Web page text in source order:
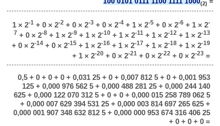
(2)
1 × 2-1+ 0 × 2-2+ 0 × 2-3+ 0 × 2-4+ 1 × 2-5+ 0 × 2-6+ 1 × 2-
7 + 0 × 2-8+ 1 × 2-9+ 1 × 2-10+ 1 × 2-11+ 1 × 2-12+ 1 × 2-13
+ 0 × 2-14+ 0 × 2-15+ 1 × 2-16+ 1 × 2-17 + 1 × 2-18+ 1 × 2-19
+ 1 × 2-20+ 0 × 2-21+ 0 × 2-22+ 0 × 2-23=
0,5 + 0 + 0 + 0 + 0,031 25 + 0 + 0,007 812 5 + 0 + 0,001 953
125 + 0,000 976 562 5 + 0,000 488 281 25 + 0,000 244 140
625 + 0,000 122 070 312 5 + 0 + 0 + 0,000 015 258 789 062 5
+ 0,000 007 629 394 531 25 + 0,000 003 814 697 265 625 +
0,000 001 907 348 632 812 5 + 0,000 000 953 674 316 406 25
+ 0 + 0 + 0 =